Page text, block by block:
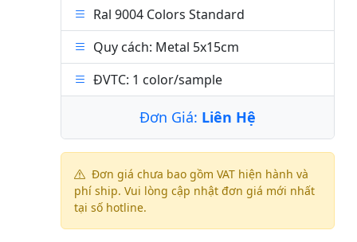
Ral 9004 Colors Standard
Quy cách: Metal 5x15cm
ĐVTC: 1 color/sample
Đơn Giá: Liên Hệ
Đơn giá chưa bao gồm VAT hiện hành và
phí ship. Vui lòng cập nhật đơn giá mới nhất
tại số hotline.